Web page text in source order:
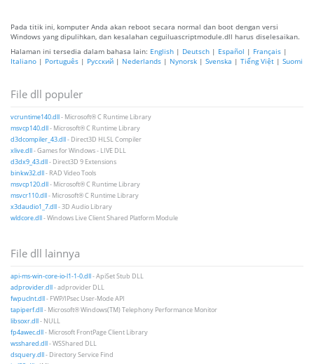
Pada titik ini, komputer Anda akan reboot secara normal dan boot dengan versi
Windows yang dipulihkan, dan kesalahan ceguiluascriptmodule.dll harus diselesaikan.
Halaman ini tersedia dalam bahasa lain: English | Deutsch | Español | Français |
Italiano | Português | Русский | Nederlands | Nynorsk | Svenska | Tiếng Việt | Suomi
File dll populer
vcruntime140.dll- Microsoft® C Runtime Library
msvcp140.dll- Microsoft® C Runtime Library
d3dcompiler_43.dll- Direct3D HLSL Compiler
xlive.dll- Games for Windows - LIVE DLL
d3dx9_43.dll- Direct3D 9 Extensions
binkw32.dll- RAD Video Tools
msvcp120.dll- Microsoft® C Runtime Library
msvcr110.dll- Microsoft® C Runtime Library
x3daudio1_7.dll- 3D Audio Library
wldcore.dll- Windows Live Client Shared Platform Module
File dll lainnya
api-ms-win-core-io-l1-1-0.dll- ApiSet Stub DLL
adprovider.dll- adprovider DLL
fwpuclnt.dll- FWP/IPsec User-Mode API
tapiperf.dll- Microsoft® Windows(TM) Telephony Performance Monitor
libsoxr.dll- NULL
fp4awec.dll- Microsoft FrontPage Client Library
wsshared.dll- WSShared DLL
dsquery.dll- Directory Service Find